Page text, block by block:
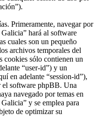
Primeramente, navegar por
hará al software
cuales son un pequeño
archivos temporales del
cookies sólo contienen un
“user-id”) y un
en adelante “session-id”),
el software phpBB. Una
navegado por temas en
y se emplea para
de optimizar su